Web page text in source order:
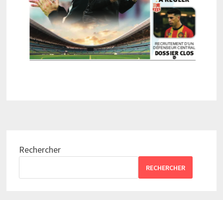
Rechercher
RECHERCHER